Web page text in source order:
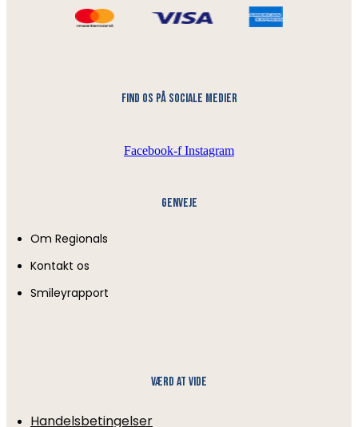
find os på sociale medier
Facebook-f Instagram
Genveje
Om Regionals
Kontakt os
Smileyrapport
Værd at vide
Handelsbetingelser